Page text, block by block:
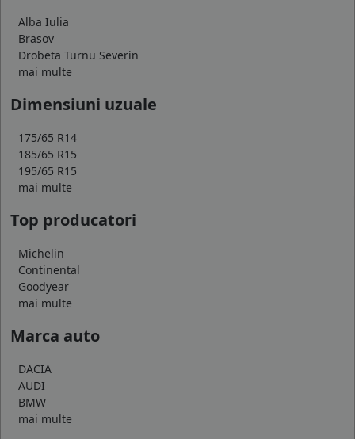
Alba Iulia
Brasov
Drobeta Turnu Severin
mai multe
Dimensiuni uzuale
175/65 R14
185/65 R15
195/65 R15
mai multe
Top producatori
Michelin
Continental
Goodyear
mai multe
Marca auto
DACIA
AUDI
BMW
mai multe